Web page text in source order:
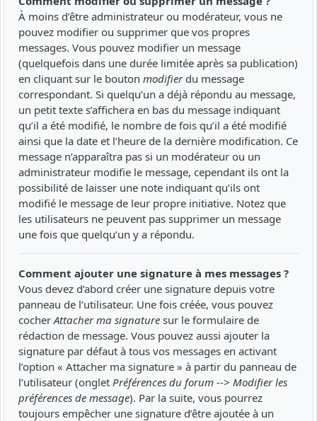
À moins d’être administrateur ou modérateur, vous ne
pouvez modifier ou supprimer que vos propres
messages. Vous pouvez modifier un message
(quelquefois dans une durée limitée après sa publication)
en cliquant sur le bouton modifierdu message
correspondant. Si quelqu’un a déjà répondu au message,
un petit texte s’affichera en bas du message indiquant
qu’il a été modifié, le nombre de fois qu’il a été modifié
ainsi que la date et l’heure de la dernière modification. Ce
message n’apparaîtra pas si un modérateur ou un
administrateur modifie le message, cependant ils ont la
possibilité de laisser une note indiquant qu’ils ont
modifié le message de leur propre initiative. Notez que
les utilisateurs ne peuvent pas supprimer un message
une fois que quelqu’un y a répondu.
Comment ajouter une signature à mes messages ?
Vous devez d’abord créer une signature depuis votre
panneau de l’utilisateur. Une fois créée, vous pouvez
cocher Attacher ma signature sur le formulaire de
rédaction de message. Vous pouvez aussi ajouter la
signature par défaut à tous vos messages en activant
l’option « Attacher ma signature » à partir du panneau de
l’utilisateur (onglet Préférences du forum --> Modifier les
préférences de message). Par la suite, vous pourrez
toujours empêcher une signature d’être ajoutée à un